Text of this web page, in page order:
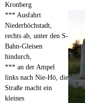
Kronberg
*** Ausfahrt
Niederhöchstadt,
rechts ab, unter den S-
Bahn-Gleisen
hindurch,
*** an der Ampel
links nach Nie-Hö, die
Straße macht ein
kleines